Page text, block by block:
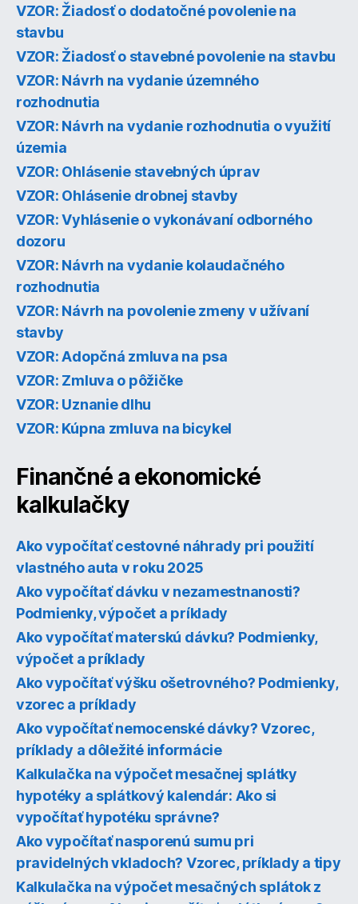
VZOR: Žiadosť o dodatočné povolenie na
stavbu
VZOR: Žiadosť o stavebné povolenie na stavbu
VZOR: Návrh na vydanie územného
rozhodnutia
VZOR: Návrh na vydanie rozhodnutia o využití
územia
VZOR: Ohlásenie stavebných úprav
VZOR: Ohlásenie drobnej stavby
VZOR: Vyhlásenie o vykonávaní odborného
dozoru
VZOR: Návrh na vydanie kolaudačného
rozhodnutia
VZOR: Návrh na povolenie zmeny v užívaní
stavby
VZOR: Adopčná zmluva na psa
VZOR: Zmluva o pôžičke
VZOR: Uznanie dlhu
VZOR: Kúpna zmluva na bicykel
Finančné a ekonomické
kalkulačky
Ako vypočítať cestovné náhrady pri použití
vlastného auta v roku 2025
Ako vypočítať dávku v nezamestnanosti?
Podmienky, výpočet a príklady
Ako vypočítať materskú dávku? Podmienky,
výpočet a príklady
Ako vypočítať výšku ošetrovného? Podmienky,
vzorec a príklady
Ako vypočítať nemocenské dávky? Vzorec,
príklady a dôležité informácie
Kalkulačka na výpočet mesačnej splátky
hypotéky a splátkový kalendár: Ako si
vypočítať hypotéku správne?
Ako vypočítať nasporenú sumu pri
pravidelných vkladoch? Vzorec, príklady a tipy
Kalkulačka na výpočet mesačných splátok z